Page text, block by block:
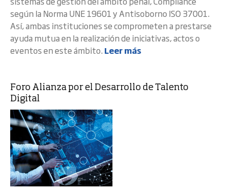
según la Norma UNE 19601 y Antisoborno ISO 37001.
Así, ambas instituciones se comprometen a prestarse
ayuda mutua en la realización de iniciativas, actos o
eventos en este ámbito. Leer más
Foro Alianza por el Desarrollo de Talento
Digital